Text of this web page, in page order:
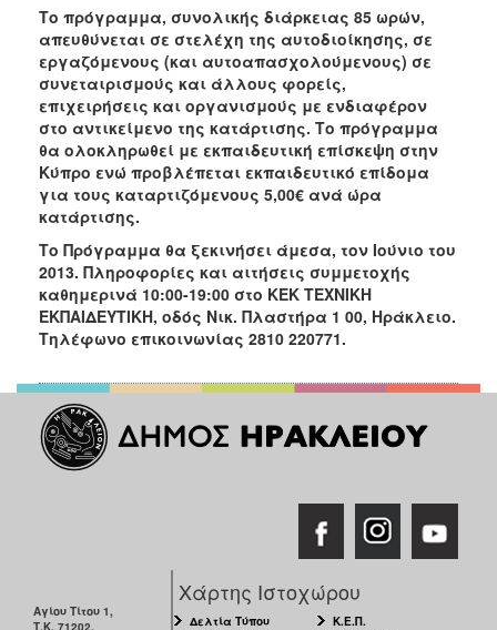
ΤΟΠΟΣ
ΠΟΛΙΤΙΣΜΟΣ
ΑΝΘΕΚΤΙΚΗ
ΠΟΛΗ
Το πρόγραμμα, συνολικής διάρκειας 85 ωρών,
απευθύνεται σε στελέχη της αυτοδιοίκησης, σε
εργαζόμενους (και αυτοαπασχολούμενους) σε
συνεταιρισμούς και άλλους φορείς,
επιχειρήσεις και οργανισμούς με ενδιαφέρον
στο αντικείμενο της κατάρτισης. Το πρόγραμμα
θα ολοκληρωθεί με εκπαιδευτική επίσκεψη στην
Κύπρο ενώ προβλέπεται εκπαιδευτικό επίδομα
για τους καταρτιζόμενους 5,00€ ανά ώρα
κατάρτισης.
Το Πρόγραμμα θα ξεκινήσει άμεσα, τον Ιούνιο του
2013. Πληροφορίες και αιτήσεις συμμετοχής
καθημερινά 10:00-19:00 στο ΚΕΚ ΤΕΧΝΙΚΗ
ΕΚΠΑΙΔΕΥΤΙΚΗ, οδός Νικ. Πλαστήρα 1 00, Ηράκλειο.
Τηλέφωνο επικοινωνίας 2810 220771.
Αγίου Τίτου 1,
Τ.Κ. 71202,
Χάρτης Ιστοχώρου
Δελτία Τύπου
Κ.Ε.Π.